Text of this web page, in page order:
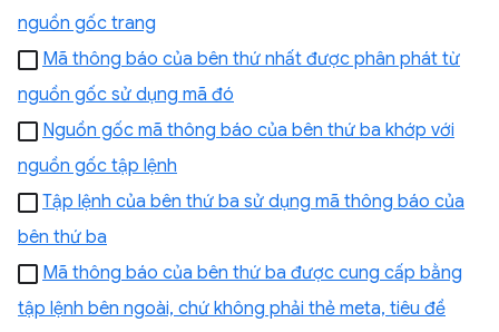
nguồn gốc trang
Mã thông báo của bên thứ nhất được phân phát từ
nguồn gốc sử dụng mã đó
Nguồn gốc mã thông báo của bên thứ ba khớp với
nguồn gốc tập lệnh
Tập lệnh của bên thứ ba sử dụng mã thông báo của
bên thứ ba
Mã thông báo của bên thứ ba được cung cấp bằng
tập lệnh bên ngoài, chứ không phải thẻ meta, tiêu đề